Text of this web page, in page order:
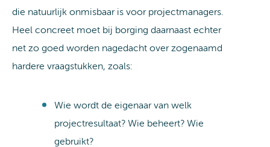
die natuurlijk onmisbaar is voor projectmanagers.
Heel concreet moet bij borging daarnaast echter
net zo goed worden nagedacht over zogenaamd
hardere vraagstukken, zoals:
Wie wordt de eigenaar van welk
projectresultaat? Wie beheert? Wie
gebruikt?